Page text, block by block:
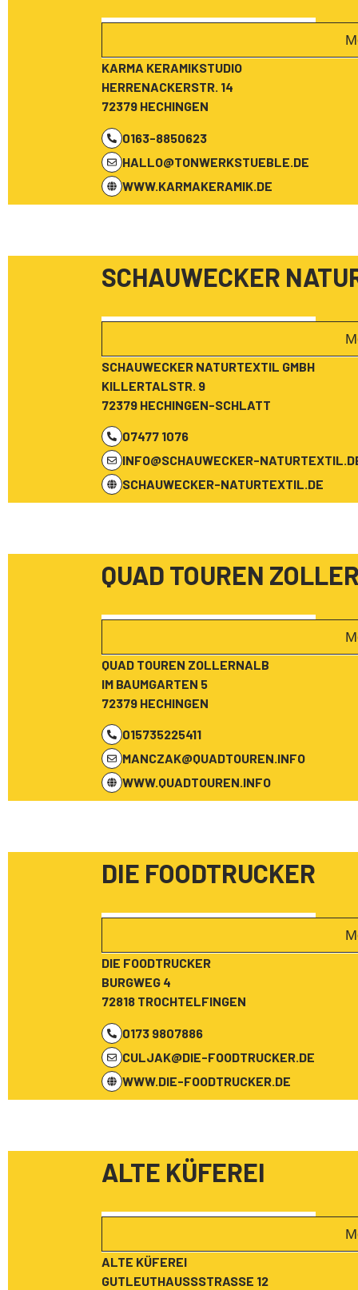
KARMA KERAMIKSTUDIO
HERRENACKERSTR. 14
72379 HECHINGEN
0163-8850623
HALLO@TONWERKSTUEBLE.DE
WWW.KARMAKERAMIK.DE
SCHAUWECKER
SCHAUWECKER NATURTEXTIL GMBH
KILLERTALSTR. 9
72379 HECHINGEN-SCHLATT
07477 1076
INFO@SCHAUWECKER-
SCHAUWECKER-NATURTEXTIL.DE
QUAD TOUREN
QUAD TOUREN ZOLLERNALB
IM BAUMGARTEN 5
72379 HECHINGEN
015735225411
MANCZAK@QUADTOUREN.INFO
WWW.QUADTOUREN.INFO
DIE FOODTRUCKER
DIE FOODTRUCKER
BURGWEG 4
72818 TROCHTELFINGEN
0173 9807886
CULJAK@DIE-FOODTRUCKER.DE
WWW.DIE-FOODTRUCKER.DE
ALTE KÜFEREI
ALTE KÜFEREI
GUTLEUTHAUSSSTRASSE 12